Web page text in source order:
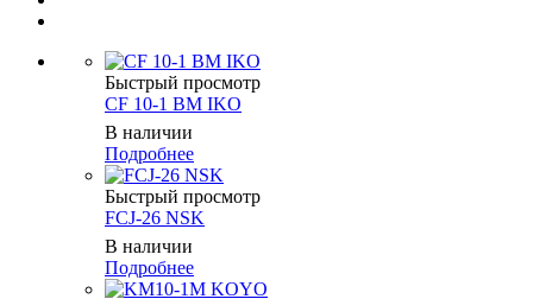
Быстрый просмотр
CF 10-1 BM IKO
В наличии
Подробнее
Быстрый просмотр
FCJ-26 NSK
В наличии
Подробнее